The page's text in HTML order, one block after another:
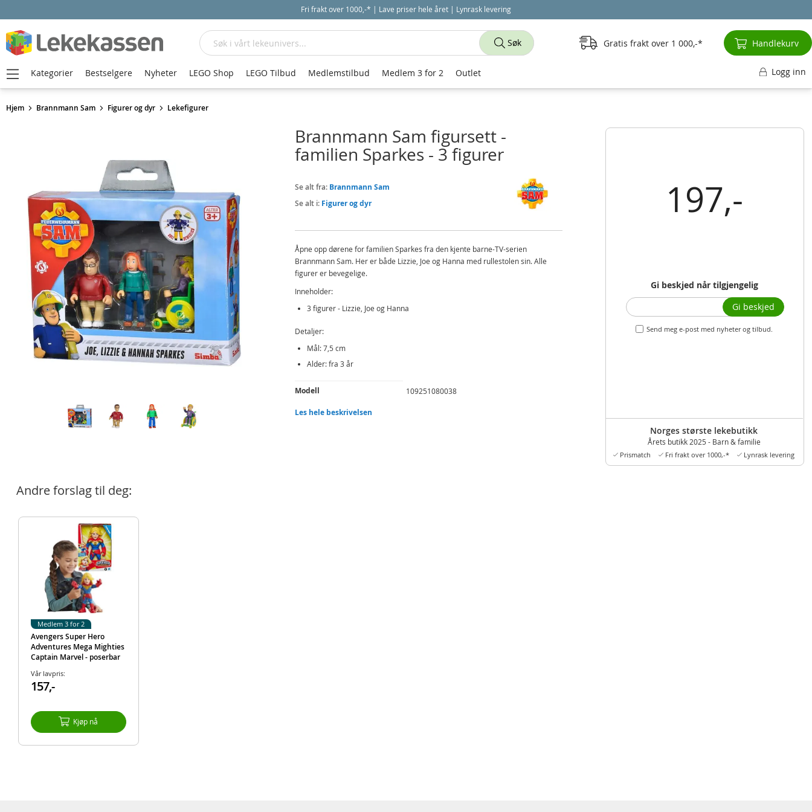
Fri frakt over 1000,-* | Lave priser hele året | Lynrask levering
Hjem Brannmann Sam Figurer og dyr Lekefigurer
197,-
Gi beskjed når tilgjengelig
Send meg e-post med nyheter og tilbud.
Gi beskjed
Norges største lekebutikk
Årets butikk 2025 - Barn & familie
Prismatch Fri frakt over 1000,-* Lynrask levering
Brannmann Sam figursett -
familien Sparkes - 3 figurer
Se alt fra: Brannmann Sam
Se alt i: Figurer og dyr
Åpne opp dørene for familien Sparkes fra den kjente barne-TV-serien
Brannmann Sam. Her er både Lizzie, Joe og Hanna med rullestolen sin. Alle
figurer er bevegelige.
Inneholder:
3 figurer - Lizzie, Joe og Hanna
Detaljer:
Mål: 7,5 cm
Alder: fra 3 år
Produktdetaljer
Modell 109251080038
EAN
Les hele beskrivelsen
Andre forslag til deg:
Avengers Super Hero
Adventures Mega Mighties
Captain Marvel - poserbar
Vår lavpris:
157,-
Kjøp nå
Medlem 3 for 2
Søk
Søk Gratis frakt over 1 000,- Handlekurv
Kategorier Bestselgere Nyheter LEGO Shop LEGO Tilbud Medlemstilbud Medlem 3 for 2 Outlet Logg inn